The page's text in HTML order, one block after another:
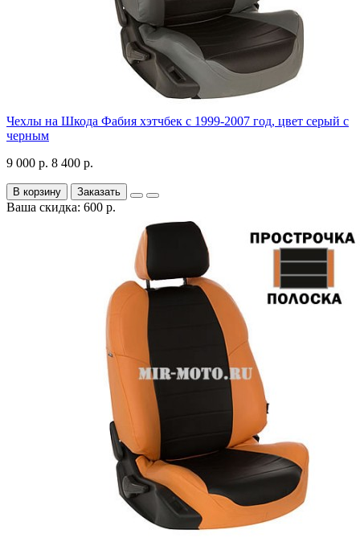
Чехлы на Шкода Фабия хэтчбек с 1999-2007 год, цвет серый с
черным
9 000 р. 8 400 р.
В корзину Заказать
Ваша скидка: 600 р.